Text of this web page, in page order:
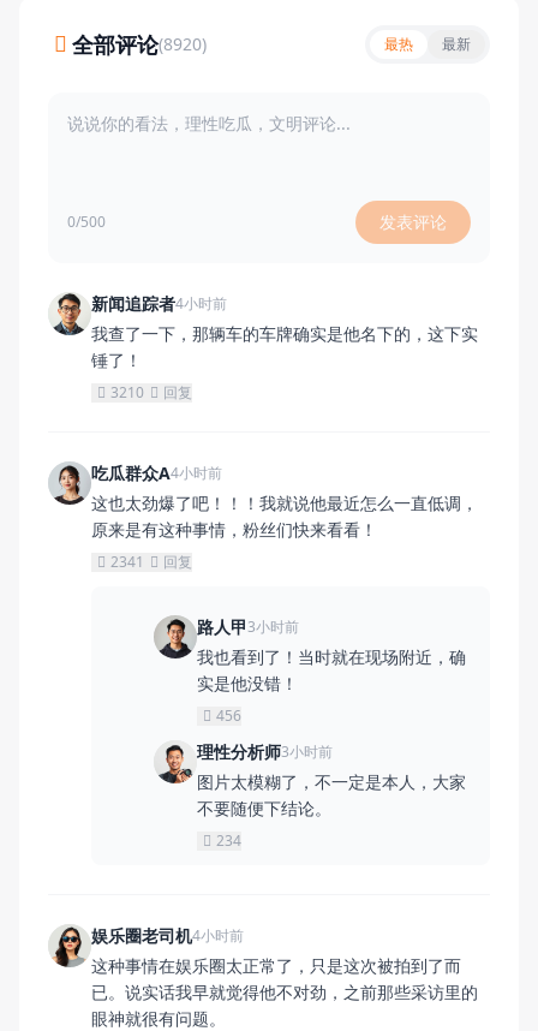
全部评论(8920) 最热 最新
0/500 发表评论
新闻追踪者4小时前
我查了一下，那辆车的车牌确实是他名下的，这下实
锤了！
3210 回复
吃瓜群众A4小时前
这也太劲爆了吧！！！我就说他最近怎么一直低调，
原来是有这种事情，粉丝们快来看看！
2341 回复
路人甲3小时前
我也看到了！当时就在现场附近，确
实是他没错！
456
理性分析师3小时前
图片太模糊了，不一定是本人，大家
不要随便下结论。
234
娱乐圈老司机4小时前
这种事情在娱乐圈太正常了，只是这次被拍到了而
已。说实话我早就觉得他不对劲，之前那些采访里的
眼神就很有问题。